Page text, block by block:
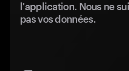
l'application. Nous ne
pas vos données.